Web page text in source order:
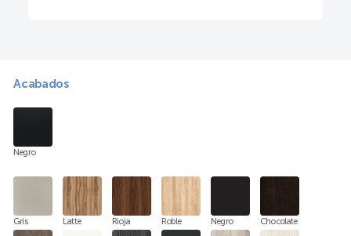
Acabados
Negro
Gris Latte Rioja Roble Negro Chocolate